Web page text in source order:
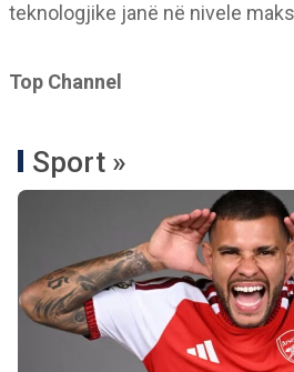
teknologjike janë në nivele
Top Channel
Sport »